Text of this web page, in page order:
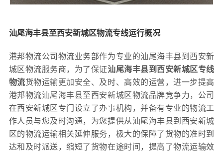
汕尾海丰县至西安新城区物流专线运行概况
港邦物流公司物流业务部作为专业的汕尾海丰县到西安新
城区物流服务商，为了保证汕尾海丰县到西安新城区专线
物流货物运输更加安全、及时、高效的运营，进一步提高
港邦物流汕尾海丰县至西安新城区物流品牌竞争力，公司
在西安新城区专门设立了办事机构，并备有专业的物流工
作人员与您及时沟通，为您提供从汕尾海丰县到西安新城
区的物流运输相关延伸服务，极大的保障了货物的准时到
达和及时派送，缩短了货物在途时间，提高了物流运输效